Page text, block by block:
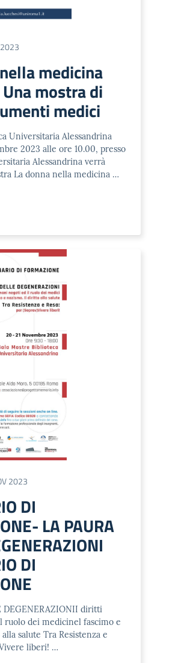
medicina
mostra di
medici
Universitaria Alessandrina
2023 alle ore 10.00, presso
Alessandrina verrà
La donna nella medicina …
2023
DI
LA PAURA
DI
DEGENERAZIONII diritti
ruolo dei medicinel fascimo e
salute Tra Resistenza e
liberi! …